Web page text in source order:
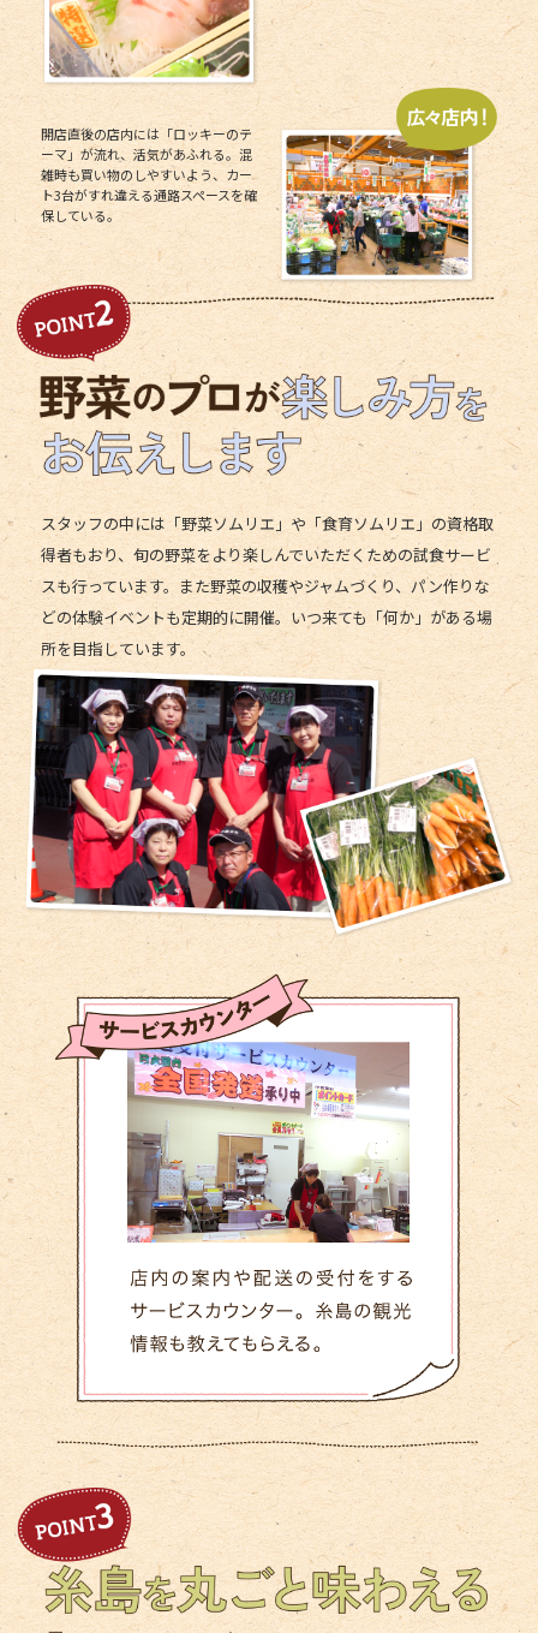
開店直後の店内には「ロッキーのテ
ーマ」が流れ、活気があふれる。混
雑時も買い物のしやすいよう、カー
ト3台がすれ違える通路スペースを確
保している。
スタッフの中には「野菜ソムリエ」や「食育ソムリエ」の資格取
得者もおり、旬の野菜をより楽しんでいただくための試食サービ
スも行っています。また野菜の収穫やジャムづくり、パン作りな
どの体験イベントも定期的に開催。いつ来ても「何か」がある場
所を目指しています。